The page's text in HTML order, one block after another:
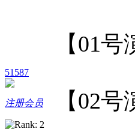
51587
注册会员
【01
【02